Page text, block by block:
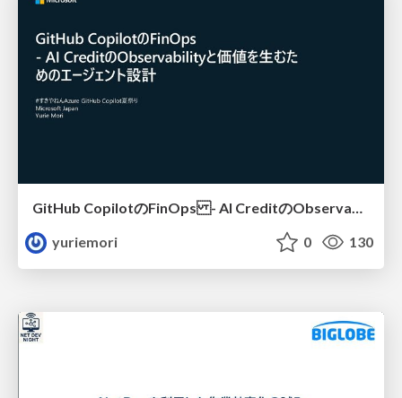
yuriemori
0 130